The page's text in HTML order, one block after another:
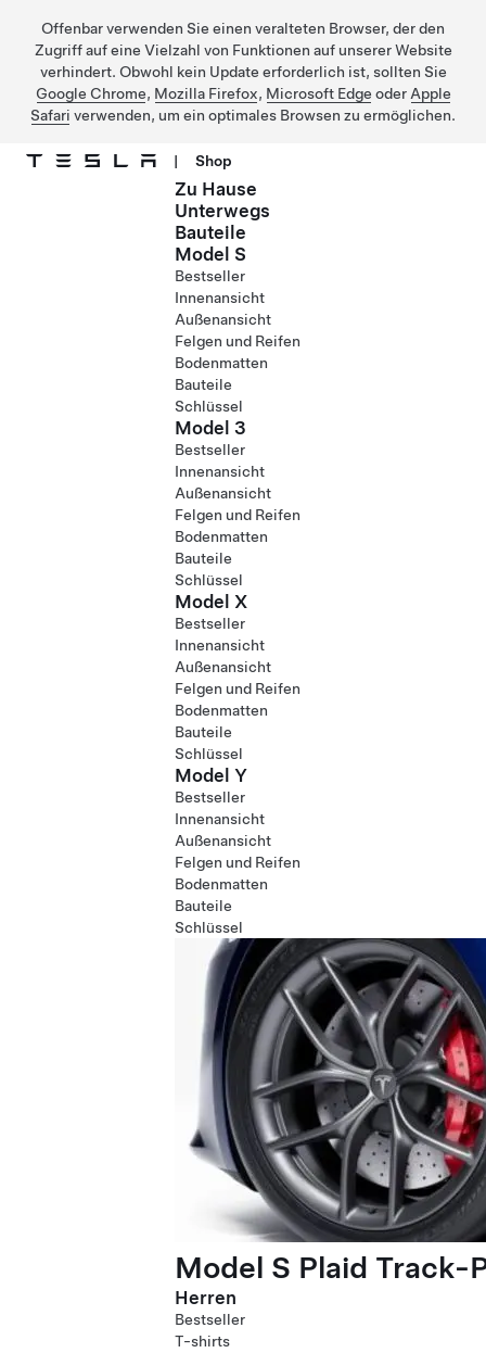
Offenbar verwenden Sie einen veralteten Browser, der den
Zugriff auf eine Vielzahl von Funktionen auf unserer Website
verhindert. Obwohl kein Update erforderlich ist, sollten Sie
Google Chrome, Mozilla Firefox, Microsoft Edge oder Apple
Safari verwenden, um ein optimales Browsen zu ermöglichen.
| Shop
Zu Hause
Unterwegs
Bauteile
Model S
Bestseller
Innenansicht
Außenansicht
Felgen und Reifen
Bodenmatten
Bauteile
Schlüssel
Model 3
Bestseller
Innenansicht
Außenansicht
Felgen und Reifen
Bodenmatten
Bauteile
Schlüssel
Model X
Bestseller
Innenansicht
Außenansicht
Felgen und Reifen
Bodenmatten
Bauteile
Schlüssel
Model Y
Bestseller
Innenansicht
Außenansicht
Felgen und Reifen
Bodenmatten
Bauteile
Schlüssel
Model S Plaid Track-
Herren
Bestseller
T-shirts